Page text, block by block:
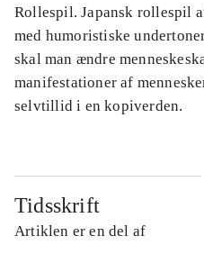
Rollespil. Japansk rollespil
med humoristiske
skal man ændre
manifestationer af
selvtillid i en kopiverden.
Tidsskrift
Artiklen er en del af